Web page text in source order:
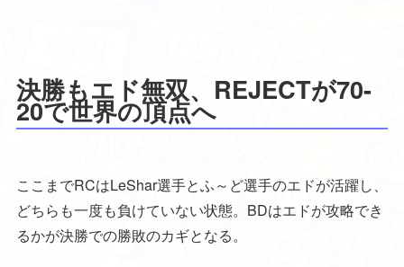
決勝もエド無双、REJECTが70-
20で世界の頂点へ
ここまでRCはLeShar選手とふ～ど選手のエドが活躍し、
どちらも一度も負けていない状態。BDはエドが攻略でき
るかが決勝での勝敗のカギとなる。